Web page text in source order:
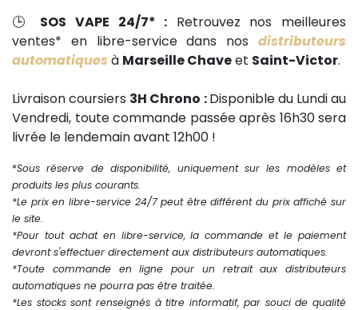
🕒 SOS VAPE 24/7* : Retrouvez nos meilleures
ventes* en libre-service dans nos distributeurs
automatiques à Marseille Chaveet Saint-Victor.
Livraison coursiers 3H Chrono :Disponible du Lundi au
Vendredi, toute commande passée après 16h30 sera
livrée le lendemain avant 12h00 !
*Sous réserve de disponibilité, uniquement sur les modèles et
produits les plus courants.
*Le prix en libre-service 24/7 peut être différent du prix affiché sur
le site.
*Pour tout achat en libre-service, la commande et le paiement
devront s'effectuer directement aux distributeurs automatiques.
*Toute commande en ligne pour un retrait aux distributeurs
automatiques ne pourra pas être traitée.
*Les stocks sont renseignés à titre informatif, par souci de qualité